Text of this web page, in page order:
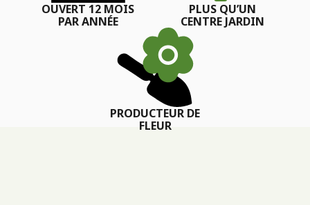
OUVERT 12 MOIS
PAR ANNÉE
PLUS QU’UN
CENTRE JARDIN
PRODUCTEUR DE
FLEUR